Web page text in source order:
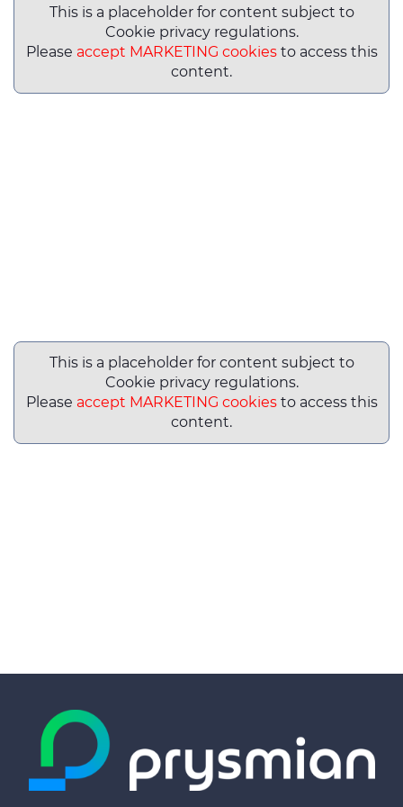
This is a placeholder for content subject to
Cookie privacy regulations.
Please accept MARKETING cookiesto access this
content.
This is a placeholder for content subject to
Cookie privacy regulations.
Please accept MARKETING cookiesto access this
content.